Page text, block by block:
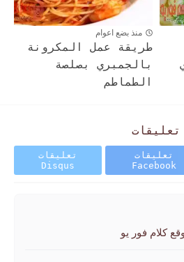
منذ بضع اعوام
طريقة عمل المكرونة
بالجمبري بصلصة
الطماطم
تعليقات
تعليقات
Facebook
تعليقات
Disqus
كلام فور يو